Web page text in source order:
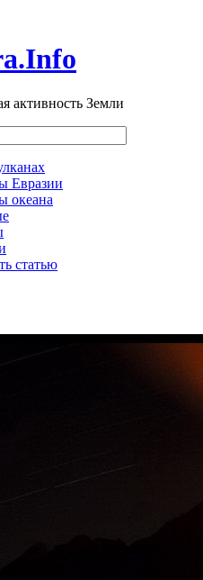
активность Земли
Евразии
океана
статью